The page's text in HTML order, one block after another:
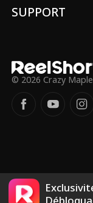
SUPPORT
© 2026 Crazy